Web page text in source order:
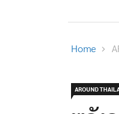
Home
AROUND